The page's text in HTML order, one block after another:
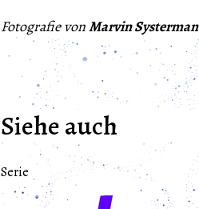
Fotografie vonMarvin
Siehe auch
Serie